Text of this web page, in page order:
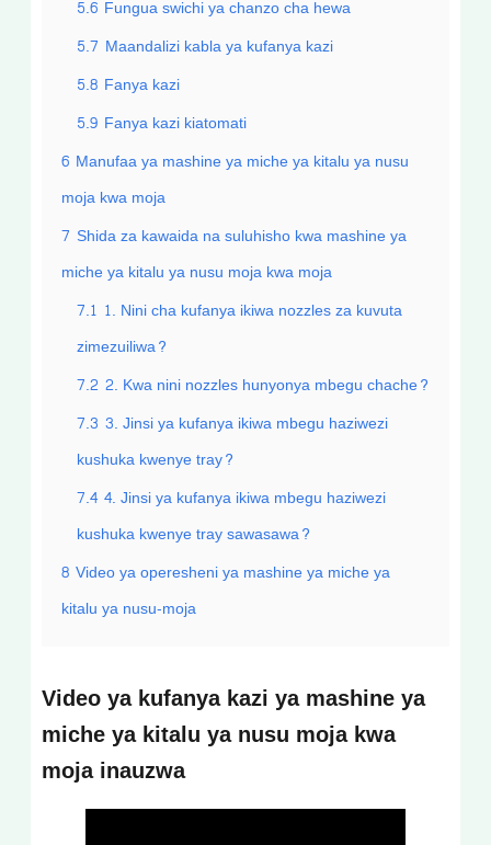
5.6 Fungua swichi ya chanzo cha hewa
5.7 Maandalizi kabla ya kufanya kazi
5.8 Fanya kazi
5.9 Fanya kazi kiatomati
6 Manufaa ya mashine ya miche ya kitalu ya nusu
moja kwa moja
7 Shida za kawaida na suluhisho kwa mashine ya
miche ya kitalu ya nusu moja kwa moja
7.1 1. Nini cha kufanya ikiwa nozzles za kuvuta
zimezuiliwa?
7.2 2. Kwa nini nozzles hunyonya mbegu chache?
7.3 3. Jinsi ya kufanya ikiwa mbegu haziwezi
kushuka kwenye tray?
7.4 4. Jinsi ya kufanya ikiwa mbegu haziwezi
kushuka kwenye tray sawasawa?
8 Video ya operesheni ya mashine ya miche ya
kitalu ya nusu-moja
Video ya kufanya kazi ya mashine ya
miche ya kitalu ya nusu moja kwa
moja inauzwa